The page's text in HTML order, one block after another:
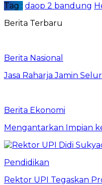
Tag : daop 2 bandung
Berita Terbaru
Berita Nasional
Jasa Raharja Jamin
Berita Ekonomi
Mengantarkan Impian
Pendidikan
Rektor UPI Tegaskan